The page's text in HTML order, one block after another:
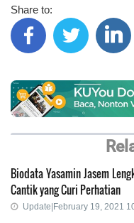
Share to:
Biodata Yasamin Jasem
Cantik yang Curi Perhatian
Update|February 19, 2021